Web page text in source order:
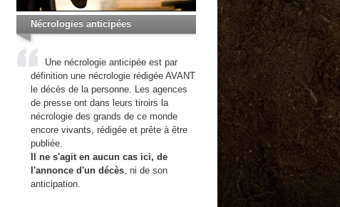
Nécrologies anticipées
Une nécrologie anticipée est par
définition une nécrologie rédigée AVANT
le décès de la personne. Les agences
de presse ont dans leurs tiroirs la
nécrologie des grands de ce monde
encore vivants, rédigée et prête à être
publiée.
Il ne s'agit en aucun cas ici, de
l'annonce d'un décès, ni de son
anticipation.